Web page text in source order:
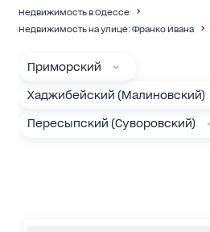
Недвижимость в Одессе
Недвижимость на улице: Франко Ивана
Приморский
Хаджибейский (Малиновский)
Пересыпский (Суворовский)